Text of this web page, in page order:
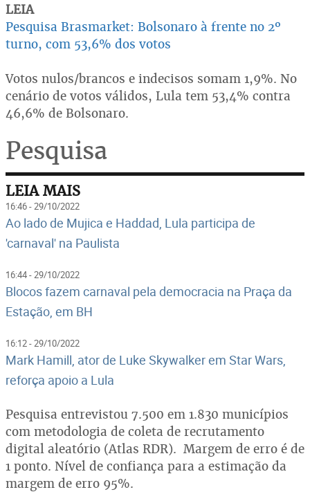
LEIA
Pesquisa Brasmarket: Bolsonaro à frente no 2º
turno, com 53,6% dos votos
Votos nulos/brancos e indecisos somam 1,9%. No
cenário de votos válidos, Lula tem 53,4% contra
46,6% de Bolsonaro.
Pesquisa
LEIA MAIS
16:46 - 29/10/2022
Ao lado de Mujica e Haddad, Lula participa de
'carnaval' na Paulista
16:44 - 29/10/2022
Blocos fazem carnaval pela democracia na Praça da
Estação, em BH
16:12 - 29/10/2022
Mark Hamill, ator de Luke Skywalker em Star Wars,
reforça apoio a Lula
Pesquisa entrevistou 7.500 em 1.830 municípios
com metodologia de coleta de recrutamento
digital aleatório (Atlas RDR). Margem de erro é de
1 ponto. Nível de confiança para a estimação da
margem de erro 95%.